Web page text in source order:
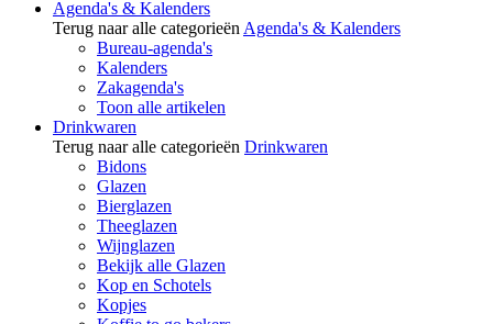
Agenda's & Kalenders
Terug naar alle categorieën Agenda's & Kalenders
Bureau-agenda's
Kalenders
Zakagenda's
Toon alle artikelen
Drinkwaren
Terug naar alle categorieën Drinkwaren
Bidons
Glazen
Bierglazen
Theeglazen
Wijnglazen
Bekijk alle Glazen
Kop en Schotels
Kopjes